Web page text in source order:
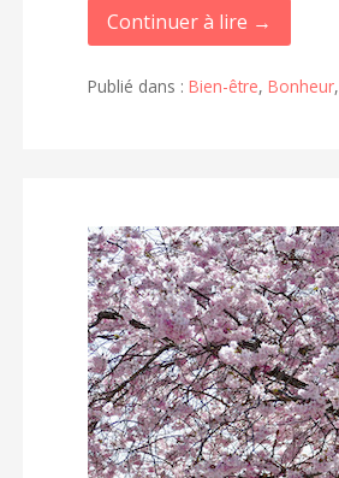
Continuer à lire →
Publié dans : Bien-être, Bonheur,